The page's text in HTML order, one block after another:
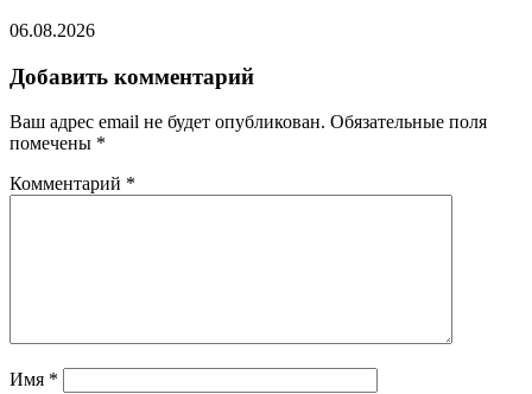
06.08.2026
Добавить комментарий
Ваш адрес email не будет опубликован. Обязательные поля
помечены *
Комментарий *
Имя *